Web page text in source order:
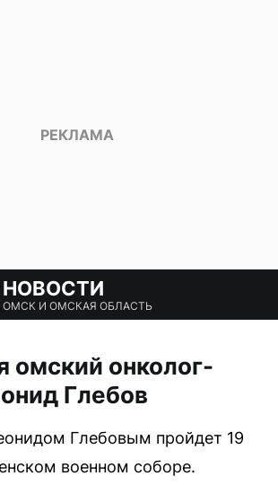
НОВОСТИ
ОМСК И ОМСКАЯ ОБЛАСТЬ
омский онколог-
Глебов
Глебовым пройдет 19
военном соборе.